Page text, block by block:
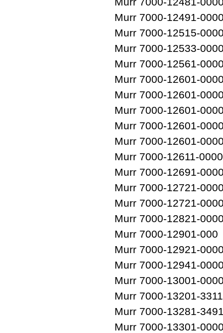
Murr 7000-12491-
Murr 7000-12515-
Murr 7000-12533-
Murr 7000-12561-
Murr 7000-12601-
Murr 7000-12601-
Murr 7000-12601-
Murr 7000-12601-
Murr 7000-12601-
Murr 7000-12611-
Murr 7000-12691-
Murr 7000-12721-
Murr 7000-12721-
Murr 7000-12821-
Murr 7000-12901-000
Murr 7000-12921-
Murr 7000-12941-
Murr 7000-13001-
Murr 7000-13201-
Murr 7000-13281-
Murr 7000-13301-